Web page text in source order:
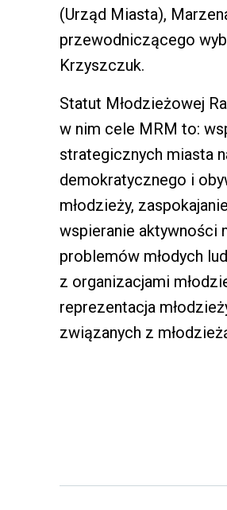
(Urząd Miasta),
przewodniczącego
Krzyszczuk.
Statut Młodzieżowej
w nim cele MRM to:
strategicznych miasta
demokratycznego i
młodzieży,
wspieranie aktywności
problemów młodych
z organizacjami
reprezentacja
związanych z